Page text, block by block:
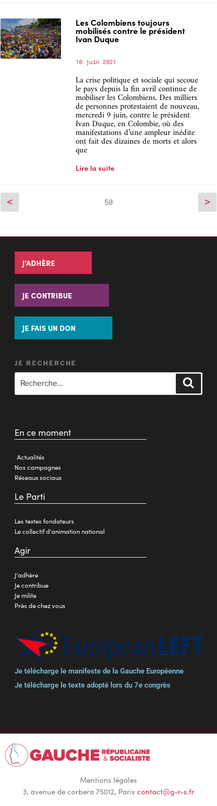
Les Colombiens toujours
mobilisés contre le président
Ivan Duque
10 juin 2021
La crise politique et sociale qui secoue
le pays depuis la fin avril continue de
mobiliser les Colombiens. Des milliers
de personnes protestaient de nouveau,
mercredi 9 juin, contre le président
Ivan Duque, en Colombie, où des
manifestations d’une ampleur inédite
ont fait des dizaines de morts et alors
que
Lire la suite
< 50 >
J'ADHÈRE
JE CONTRIBUE
JE FAIS UN DON
JE RECHERCHE
En ce moment
Actualités
Nos campagnes
Réseaux sociaux
Le Parti
Les textes fondateurs
Le collectif d'animation national
Agir
J'adhère
Je contribue
Je milite
Près de chez vous
Je télécharge le manifeste de la Gauche Européenne
Je télécharge le texte adopté lors du 7e congrès
Mentions légales
3, avenue de corbera 75012, Paris contact@g-r-s.fr